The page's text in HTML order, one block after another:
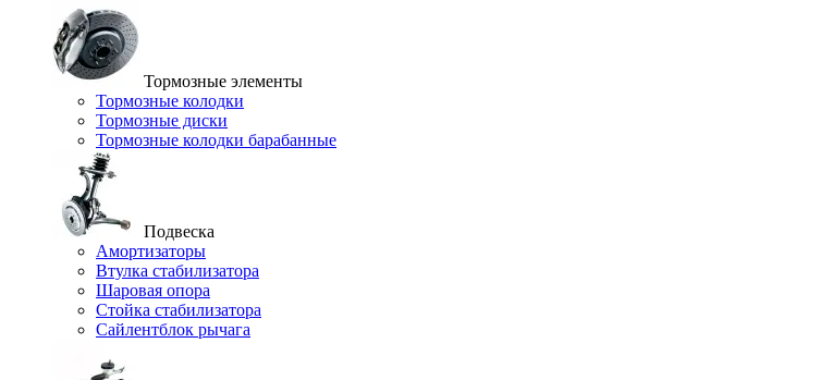
Тормозные элементы
Тормозные колодки
Тормозные диски
Тормозные колодки барабанные
Подвеска
Амортизаторы
Втулка стабилизатора
Шаровая опора
Стойка стабилизатора
Сайлентблок рычага